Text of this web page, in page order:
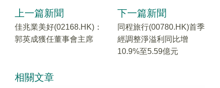
上一篇新聞
佳兆業美好(02168.HK)：
郭英成獲任董事會主席
下一篇新聞
同程旅行(00780.HK)首季
經調整淨溢利同比增
10.9%至5.59億元
相關文章